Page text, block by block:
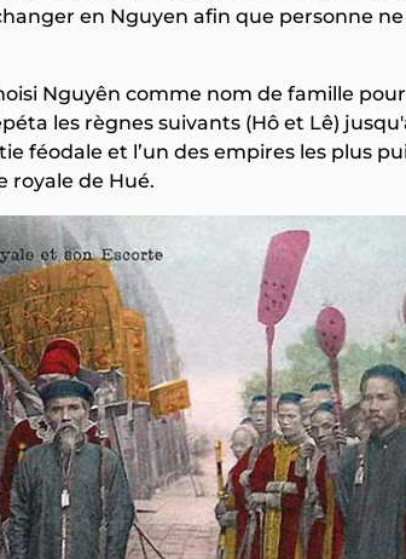
en Nguyen afin que personne ne
Nguyên comme nom de famille pour
les règnes suivants (Hô et Lê)
féodale et l’un des empires les plus
royale de Hué.